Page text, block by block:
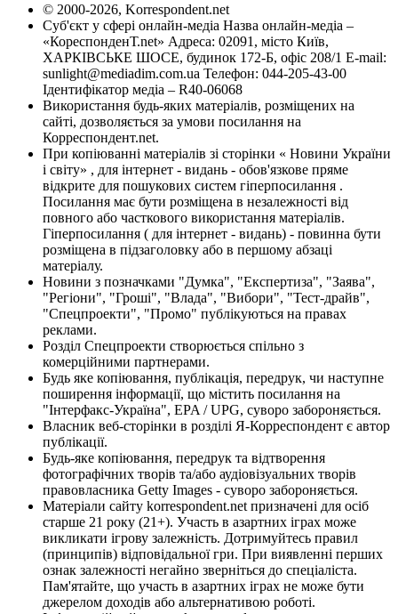
© 2000-2026, Korrespondent.net
Суб'єкт у сфері онлайн-медіа Назва онлайн-медіа –
«КореспонденТ.net» Адреса: 02091, місто Київ,
ХАРКІВСЬКЕ ШОСЕ, будинок 172-Б, офіс 208/1 E-mail:
sunlight@mediadim.com.ua Телефон: 044-205-43-00
Ідентифікатор медіа – R40-06068
Використання будь-яких матеріалів, розміщених на
сайті, дозволяється за умови посилання на
Корреспондент.net.
При копіюванні матеріалів зі сторінки « Новини України
і світу» , для інтернет - видань - обов'язкове пряме
відкрите для пошукових систем гіперпосилання .
Посилання має бути розміщена в незалежності від
повного або часткового використання матеріалів.
Гіперпосилання ( для інтернет - видань) - повинна бути
розміщена в підзаголовку або в першому абзаці
матеріалу.
Новини з позначками "Думка", "Експертиза", "Заява",
"Регіони", "Гроші", "Влада", "Вибори", "Тест-драйв",
"Спецпроекти", "Промо" публікуються на правах
реклами.
Розділ Спецпроекти створюється спільно з
комерційними партнерами.
Будь яке копіювання, публікація, передрук, чи наступне
поширення інформації, що містить посилання на
"Інтерфакс-Україна", EPA / UPG, суворо забороняється.
Власник веб-сторінки в розділі Я-Корреспондент є автор
публікації.
Будь-яке копіювання, передрук та відтворення
фотографічних творів та/або аудіовізуальних творів
правовласника Getty Images - суворо забороняється.
Матеріали сайту korrespondent.net призначені для осіб
старше 21 року (21+). Участь в азартних іграх може
викликати ігрову залежність. Дотримуйтесь правил
(принципів) відповідальної гри. При виявленні перших
ознак залежності негайно зверніться до спеціаліста.
Пам'ятайте, що участь в азартних іграх не може бути
джерелом доходів або альтернативою роботі.